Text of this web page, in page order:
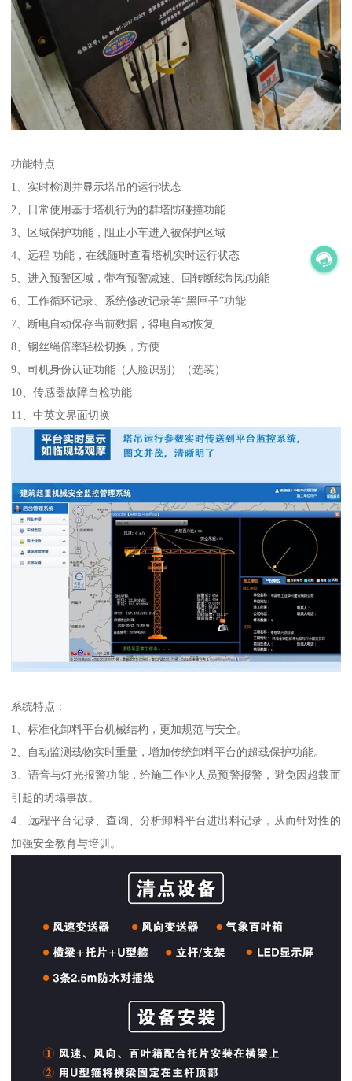
功能特点
1、实时检测并显示塔吊的运行状态
2、日常使用基于塔机行为的群塔防碰撞功能
3、区域保护功能，阻止小车进入被保护区域
4、远程 功能，在线随时查看塔机实时运行状态
5、进入预警区域，带有预警减速、回转断续制动功能
6、工作循环记录、系统修改记录等“黑匣子”功能
7、断电自动保存当前数据，得电自动恢复
8、钢丝绳倍率轻松切换，方便
9、司机身份认证功能（人脸识别）（选装）
10、传感器故障自检功能
11、中英文界面切换
系统特点：
1、标准化卸料平台机械结构，更加规范与安全。
2、自动监测载物实时重量，增加传统卸料平台的超载保护功能。
3、语音与灯光报警功能，给施工作业人员预警报警，避免因超载而
引起的坍塌事故。
4、远程平台记录、查询、分析卸料平台进出料记录，从而针对性的
加强安全教育与培训。